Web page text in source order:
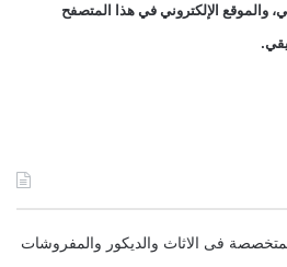
والموقع الإلكتروني في هذا المتصفح
فى الاثاث والديكور والمفروشات